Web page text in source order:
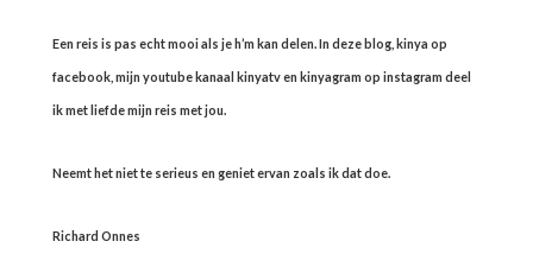
Een reis is pas echt mooi als je h’m kan delen. In deze blog, kinya op
facebook, mijn youtube kanaal kinyatv en kinyagram op instagram deel
ik met liefde mijn reis met jou.
Neemt het niet te serieus en geniet ervan zoals ik dat doe.
Richard Onnes